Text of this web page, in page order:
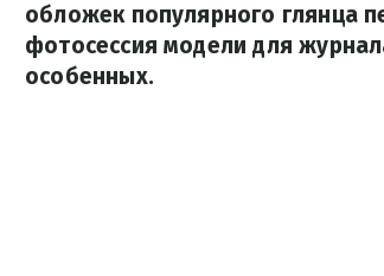
обложек популярного глянца
фотосессия модели для
особенных.